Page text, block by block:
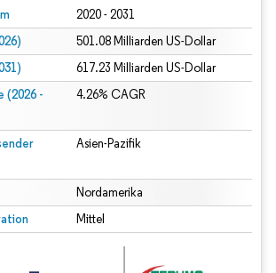
2020 - 2031
501.08 Milliarden US-Dollar
617.23 Milliarden US-Dollar
(2026 -
4.26% CAGR
Asien-Pazifik
Nordamerika
Mittel
Wiederverwendung erfordert Namensnennung